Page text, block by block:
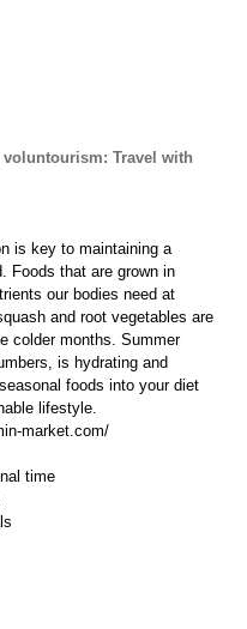
Travel with
is key to maintaining a
Foods that are grown in
our bodies need at
and root vegetables are
colder months. Summer
is hydrating and
foods into your diet
lifestyle.
market.com/
time